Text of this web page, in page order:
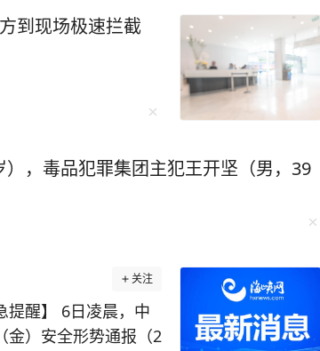
新对知识点进行梳理、总结，更关键的
他运用“抽象+具象混搭
，促进理解；联想记忆法、缩略词记忆法
汇音频，直到自己睡去。通过这样的方
进，成
让无数
建立出了一套适合自己的学习体系。 比
间上网搜索名校学霸的学习方法，并整理了
记住背熟了4000个英语单词，超级牛！ 在
到现场极速拦截
，毒品犯罪集团主犯王开坚（男，39
关注
晨，中
金）安全形势通报（2